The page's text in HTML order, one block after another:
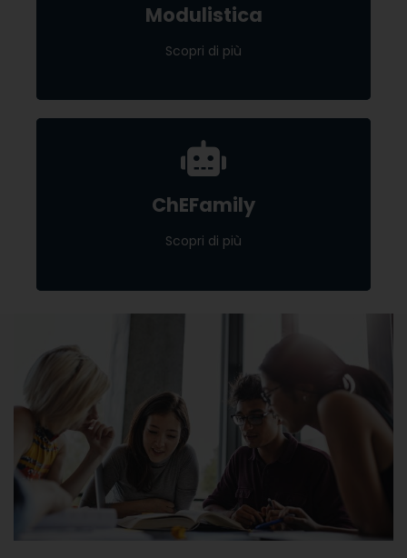
Modulistica
Scopri di più
Modulistica
Scopri di più
ChEFamily
Scopri di più
ChEFamily
Scopri di più
COSA DICONO I NOSTRI LAUREATI